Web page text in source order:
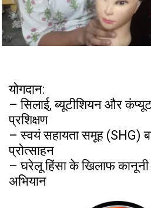
योगदान:
– सिलाई, ब्यूटीशियन और
प्रशिक्षण
– स्वयं सहायता समूह (SHG)
प्रोत्साहन
– घरेलू हिंसा के खिलाफ
अभियान